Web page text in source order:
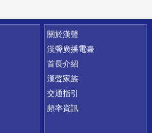
關於漢聲
漢聲廣播電臺
首長介紹
漢聲家族
交通指引
頻率資訊